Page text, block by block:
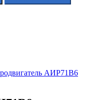
АИР71В6